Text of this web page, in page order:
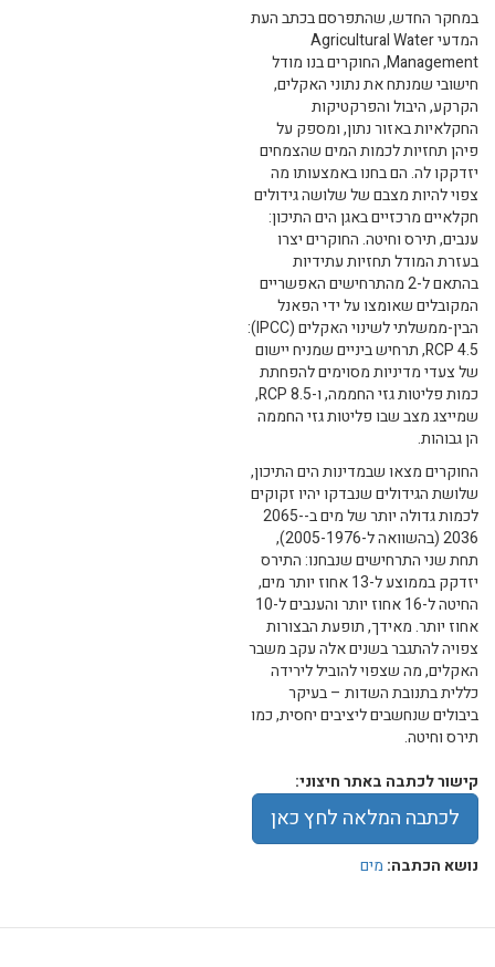
במחקר החדש, שהתפרסם בכתב העת
המדעי Agricultural Water
Management, החוקרים בנו מודל
חישובי שמנתח את נתוני האקלים,
הקרקע, היבול והפרקטיקות
החקלאיות באזור נתון, ומספק על
פיהן תחזיות לכמות המים שהצמחים
יזדקקו לה. הם בחנו באמצעותו מה
צפוי להיות מצבם של שלושה גידולים
חקלאיים מרכזיים באגן הים התיכון:
ענבים, תירס וחיטה. החוקרים יצרו
בעזרת המודל תחזיות עתידיות
בהתאם ל-2 מהתרחישים האפשריים
המקובלים שאומצו על ידי הפאנל
הבין-ממשלתי לשינוי האקלים (IPCC):
RCP 4.5, תרחיש ביניים שמניח יישום
של צעדי מדיניות מסוימים להפחתת
כמות פליטות גזי החממה, ו-RCP 8.5,
שמייצג מצב שבו פליטות גזי החממה
הן גבוהות.
החוקרים מצאו שבמדינות הים התיכון,
שלושת הגידולים שנבדקו יהיו זקוקים
לכמות גדולה יותר של מים ב-2065-
2036 (בהשוואה ל-2005-1976),
תחת שני התרחישים שנבחנו: התירס
יזדקק בממוצע ל-13 אחוז יותר מים,
החיטה ל-16 אחוז יותר והענבים ל-10
אחוז יותר. מאידך, תופעת הבצורות
צפויה להתגבר בשנים אלה עקב משבר
האקלים, מה שצפוי להוביל לירידה
כללית בתנובת השדות – בעיקר
ביבולים שנחשבים ליציבים יחסית, כמו
תירס וחיטה.
קישור לכתבה באתר חיצוני:
לכתבה המלאה לחץ כאן
נושא הכתבה: מים